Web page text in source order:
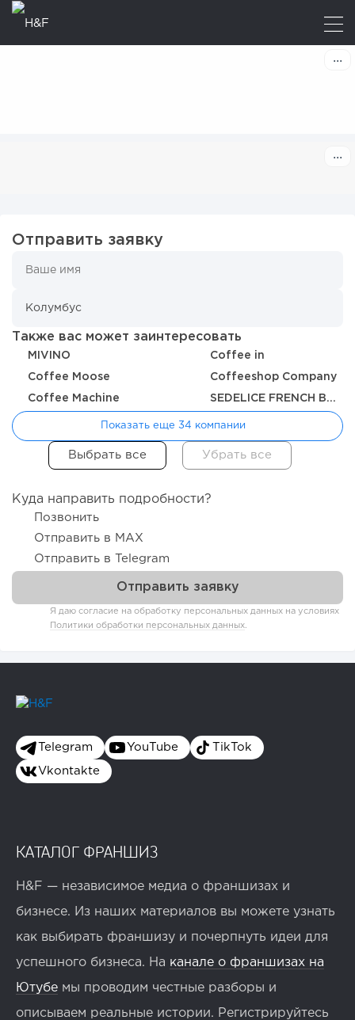
Отправить заявку
Также вас может заинтересовать
MIVINO Coffee in
Coffee Moose Coffeeshop Company
Coffee Machine SEDELICE FRENCH BAKERY
Показать еще 34 компании
Куда направить подробности?
Позвонить
Отправить в MAX
Отправить в Telegram
Я даю согласие на обработку персональных данных на условиях
Политики обработки персональных данных.
Telegram YouTube TikTok
Vkontakte
КАТАЛОГ ФРАНШИЗ
H&F — независимое медиа о франшизах и
бизнесе. Из наших материалов вы можете узнать
как выбирать франшизу и почерпнуть идеи для
успешного бизнеса. На канале о франшизах на
Ютубе мы проводим честные разборы и
описываем реальные истории. Регистрируйтесь